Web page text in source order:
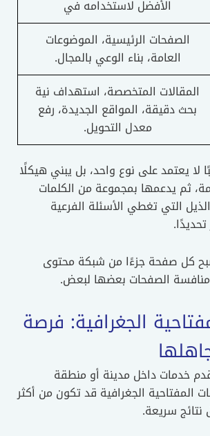
الأفضل لاستخدامه في
الصفحات الرئيسية، الموضوعات
العامة، بناء الوعي بالمجال.
المقالات المتخصصة، استهداف نية
بحث دقيقة، المواقع الجديدة، رفع
معدل التحويل.
لا يعتمد على نوع واحد، بل يبني هيكلًا
ثم يدعمها بمجموعة من الكلمات
التي تغطي الأسئلة الفرعية
تحديدًا.
كل صفحة جزءًا من شبكة محتوى
منافسة الصفحات بعضها لبعض.
الجغرافية: فرصة
خدمات داخل مدينة أو منطقة
المفتاحية الجغرافية قد تكون من أكثر
سريعة.